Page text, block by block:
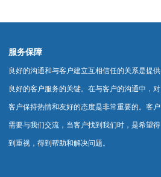
服务保障
良好的沟通和与客户建立互相信任的关系是提供
良好的客户服务的关键。在与客户的沟通中，对
客户保持热情和友好的态度是非常重要的。客户
需要与我们交流，当客户找到我们时，是希望得
到重视，得到帮助和解决问题。